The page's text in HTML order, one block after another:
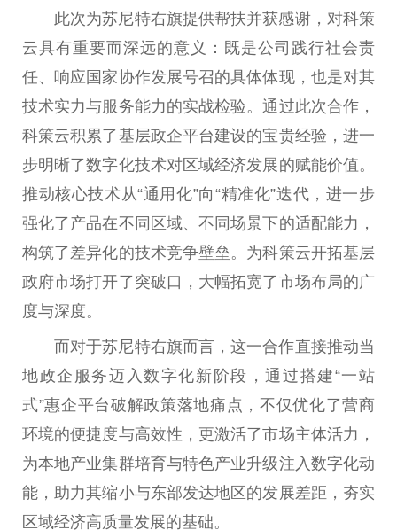
此次为苏尼特右旗提供帮扶并获感谢，对科策
云具有重要而深远的意义：既是公司践行社会责
任、响应国家协作发展号召的具体体现，也是对其
技术实力与服务能力的实战检验。通过此次合作，
科策云积累了基层政企平台建设的宝贵经验，进一
步明晰了数字化技术对区域经济发展的赋能价值。
推动核心技术从“通用化”向“精准化”迭代，进一步
强化了产品在不同区域、不同场景下的适配能力，
构筑了差异化的技术竞争壁垒。为科策云开拓基层
政府市场打开了突破口，大幅拓宽了市场布局的广
度与深度。
而对于苏尼特右旗而言，这一合作直接推动当
地政企服务迈入数字化新阶段，通过搭建“一站
式”惠企平台破解政策落地痛点，不仅优化了营商
环境的便捷度与高效性，更激活了市场主体活力，
为本地产业集群培育与特色产业升级注入数字化动
能，助力其缩小与东部发达地区的发展差距，夯实
区域经济高质量发展的基础。